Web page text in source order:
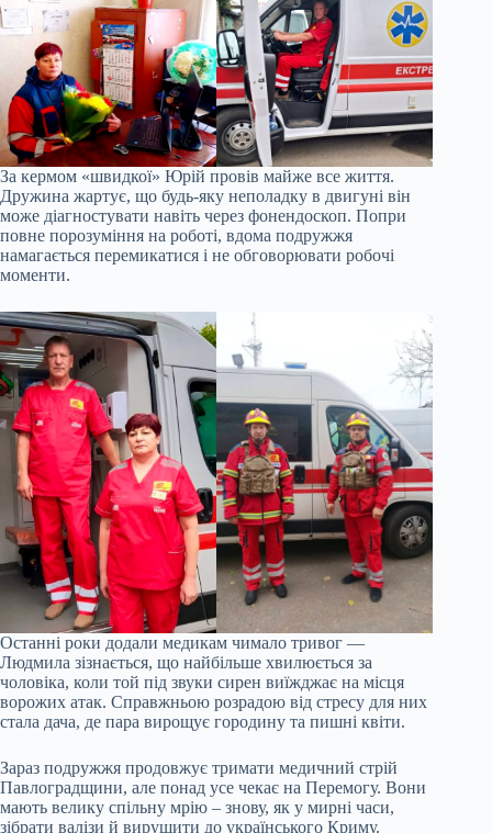
За кермом «швидкої» Юрій провів майже все життя.
Дружина жартує, що будь-яку неполадку в двигуні він
може діагностувати навіть через фонендоскоп. Попри
повне порозуміння на роботі, вдома подружжя
намагається перемикатися і не обговорювати робочі
моменти.
Останні роки додали медикам чимало тривог —
Людмила зізнається, що найбільше хвилюється за
чоловіка, коли той під звуки сирен виїжджає на місця
ворожих атак. Справжньою розрадою від стресу для них
стала дача, де пара вирощує городину та пишні квіти.
Зараз подружжя продовжує тримати медичний стрій
Павлоградщини, але понад усе чекає на Перемогу. Вони
мають велику спільну мрію – знову, як у мирні часи,
зібрати валізи й вирушити до українського Криму.